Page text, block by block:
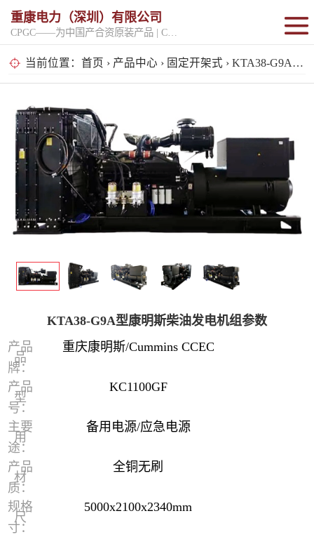
重康电力（深圳）有限公司
当前位置： 首页 › 产品中心 › 固定开架式 › KTA38-G9A型康明斯柴油发电机组参数
KTA38-G9A型康明斯柴油发电机组参数
产品
品
牌：
重庆康明斯/Cummins CCEC
产品
型
号：
KC1100GF
主要
用
途：
备用电源/应急电源
产品
材
质：
全铜无刷
规格
尺
寸：
5000x2100x2340mm
固定开架式
移动电站